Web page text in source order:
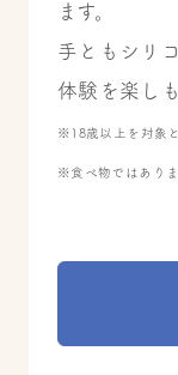
ます。
手ともシリ
体験を楽しも
※18歳以上を対象と
※食べ物ではありま